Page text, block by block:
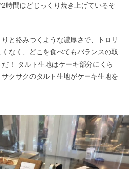
時間ほどじっくり焼き上げているそ
と絡みつくような濃厚さで、トロリ
なく、どこを食べてもバランスの取
！ タルト生地はケーキ部分にくら
クサクのタルト生地がケーキ生地を